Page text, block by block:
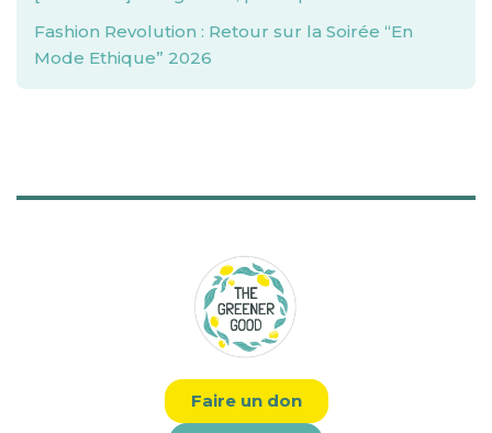
Fashion Revolution : Retour sur la Soirée “En
Mode Ethique” 2026
Faire un don